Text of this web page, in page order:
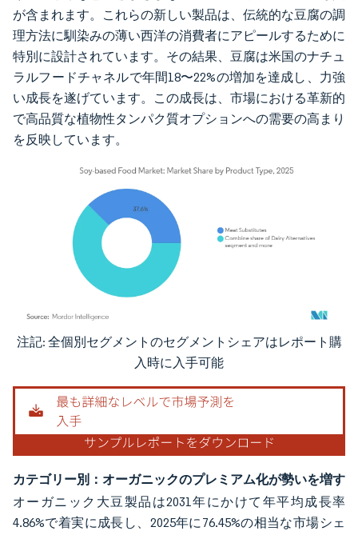
が含まれます。これらの新しい製品は、伝統的な豆腐の調
理方法に馴染みの薄い西洋の消費者にアピールするために
特別に設計されています。その結果、豆腐は米国のナチュ
ラルフードチャネルで年間18〜22%の増加を達成し、力強
い成長を遂げています。この成長は、市場における革新的
で高品質な植物性タンパク質オプションへの需要の高まり
を反映しています。
画像 © Mordor Intelligence。再利用にはCC BY 4.0の表示が必要です。
注記: 全個別セグメントのセグメントシェアはレポート購
入時に入手可能
カテゴリー別：オーガニックのプレミアム化が勢いを増す
オーガニック大豆製品は2031年にかけて年平均成長率
4.86%で着実に成長し、2025年に76.45%の相当な市場シェ